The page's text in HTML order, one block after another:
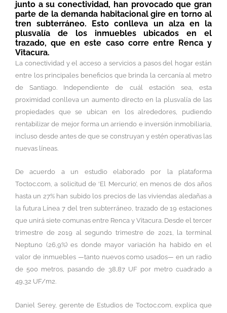
junto a su conectividad, han provocado que gran
parte de la demanda habitacional gire en torno al
tren subterráneo. Esto conlleva un alza en la
plusvalía de los inmuebles ubicados en el
trazado, que en este caso corre entre Renca y
Vitacura.
La conectividad y el acceso a servicios a pasos del hogar están
entre los principales beneficios que brinda la cercanía al metro
de Santiago. Independiente de cuál estación sea, esta
proximidad conlleva un aumento directo en la plusvalía de las
propiedades que se ubican en los alrededores, pudiendo
rentabilizar de mejor forma un arriendo e inversión inmobiliaria,
incluso desde antes de que se construyan y estén operativas las
nuevas líneas.
De acuerdo a un estudio elaborado por la plataforma
Toctoc.com, a solicitud de ‘El Mercurio’, en menos de dos años
hasta un 27% han subido los precios de las viviendas aledañas a
la futura Línea 7 del tren subterráneo, trazado de 19 estaciones
que unirá siete comunas entre Renca y Vitacura. Desde el tercer
trimestre de 2019 al segundo trimestre de 2021, la terminal
Neptuno (26,9%) es donde mayor variación ha habido en el
valor de inmuebles —tanto nuevos como usados— en un radio
de 500 metros, pasando de 38,87 UF por metro cuadrado a
49,32 UF/m2.
Daniel Serey, gerente de Estudios de Toctoc.com, explica que